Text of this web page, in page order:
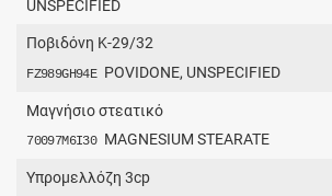
UNSPECIFIED
Ποβιδόνη K-29/32
FZ989GH94E POVIDONE, UNSPECIFIED
Μαγνήσιο στεατικό
70097M6I30 MAGNESIUM STEARATE
Υπρομελλόζη 3cp